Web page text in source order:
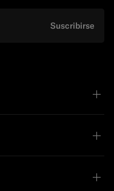
Suscribirse